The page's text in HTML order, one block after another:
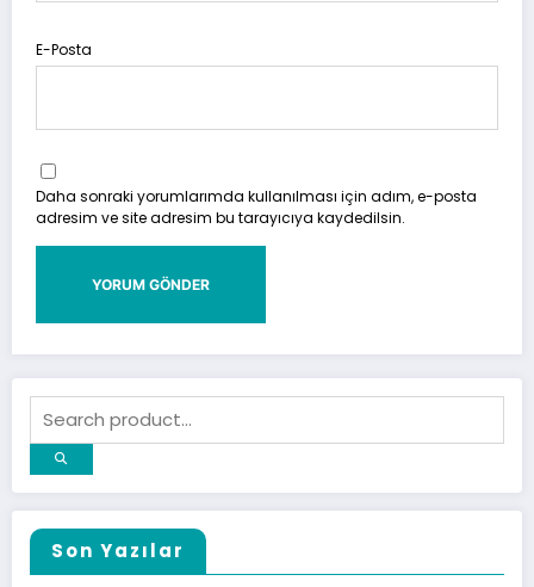
E-Posta
Daha sonraki yorumlarımda kullanılması için adım, e-posta
adresim ve site adresim bu tarayıcıya kaydedilsin.
Son Yazılar